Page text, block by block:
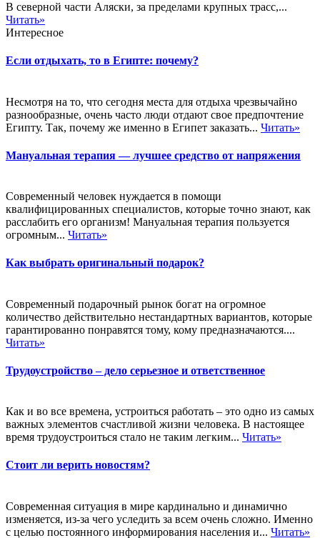
В северной части Аляски, за пределами крупных трасс,...
Читать»
Интересное
Если отдыхать, то в Египте: почему?
Несмотря на то, что сегодня места для отдыха чрезвычайно
разнообразные, очень часто люди отдают свое предпочтение
Египту. Так, почему же именно в Египет заказать... Читать»
Мануальная терапия — лучшее средство от напряжения
Современный человек нуждается в помощи
квалифицированных специалистов, которые точно знают, как
расслабить его организм! Мануальная терапия пользуется
огромным... Читать»
Как выбрать оригинальный подарок?
Современный подарочный рынок богат на огромное
количество действительно нестандартных вариантов, которые
гарантированно понравятся тому, кому предназначаются....
Читать»
Трудоустройство – дело серьезное и ответственное
Как и во все времена, устроиться работать – это одно из самых
важных элементов счастливой жизни человека. В настоящее
время трудоустроиться стало не таким легким... Читать»
Стоит ли верить новостям?
Современная ситуация в мире кардинально и динамично
изменяется, из-за чего уследить за всем очень сложно. Именно
с целью постоянного информирования населения и... Читать»